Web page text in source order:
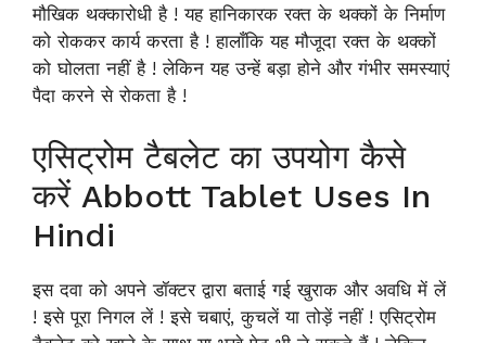
मौखिक थक्कारोधी है ! यह हानिकारक रक्त के थक्कों के निर्माण
को रोककर कार्य करता है ! हालाँकि यह मौजूदा रक्त के थक्कों
को घोलता नहीं है ! लेकिन यह उन्हें बड़ा होने और गंभीर समस्याएं
पैदा करने से रोकता है !
एसिट्रोम टैबलेट का उपयोग कैसे
करें Abbott Tablet Uses In
Hindi
इस दवा को अपने डॉक्टर द्वारा बताई गई खुराक और अवधि में लें
! इसे पूरा निगल लें ! इसे चबाएं, कुचलें या तोड़ें नहीं ! एसिट्रोम